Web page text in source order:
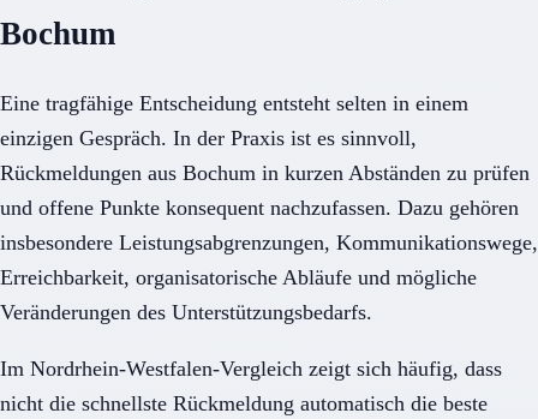
Bochum
Eine tragfähige Entscheidung entsteht selten in einem
einzigen Gespräch. In der Praxis ist es sinnvoll,
Rückmeldungen aus Bochum in kurzen Abständen zu prüfen
und offene Punkte konsequent nachzufassen. Dazu gehören
insbesondere Leistungsabgrenzungen, Kommunikationswege,
Erreichbarkeit, organisatorische Abläufe und mögliche
Veränderungen des Unterstützungsbedarfs.
Im Nordrhein-Westfalen-Vergleich zeigt sich häufig, dass
nicht die schnellste Rückmeldung automatisch die beste